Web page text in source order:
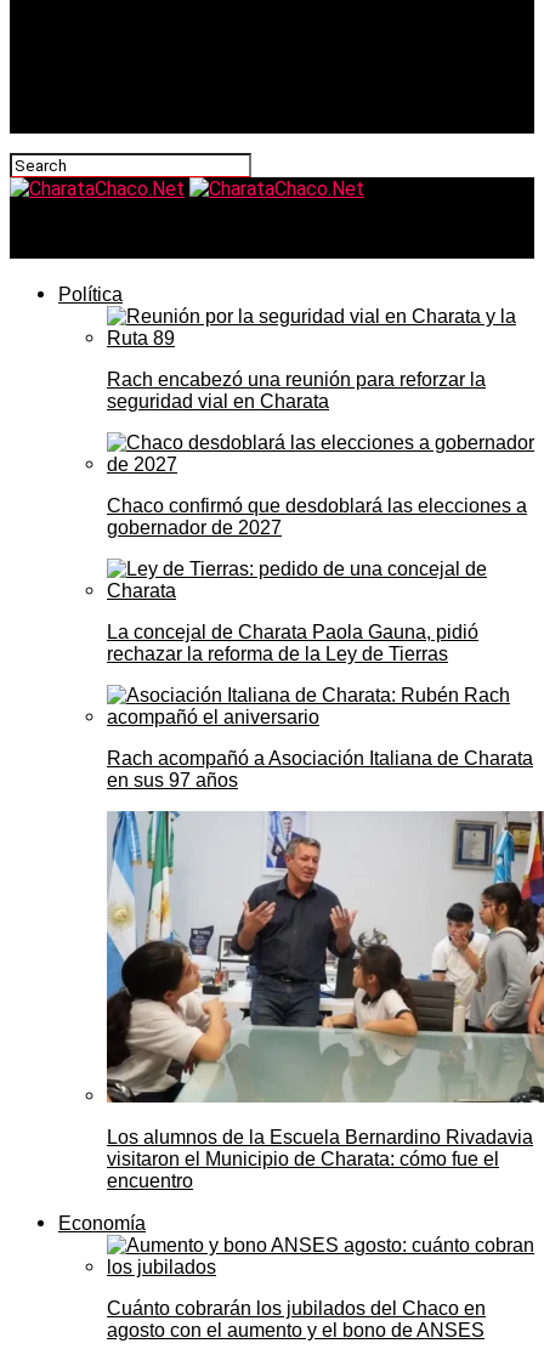
Política
Rach encabezó una reunión para reforzar la
seguridad vial en Charata
Chaco confirmó que desdoblará las elecciones a
gobernador de 2027
La concejal de Charata Paola Gauna, pidió
rechazar la reforma de la Ley de Tierras
Rach acompañó a Asociación Italiana de Charata
en sus 97 años
Los alumnos de la Escuela Bernardino Rivadavia
visitaron el Municipio de Charata: cómo fue el
encuentro
Economía
Cuánto cobrarán los jubilados del Chaco en
agosto con el aumento y el bono de ANSES